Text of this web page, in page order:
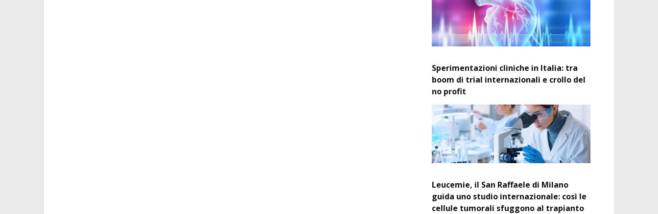
Sperimentazioni cliniche in Italia: tra
boom di trial internazionali e crollo del
no profit
Leucemie, il San Raffaele di Milano
guida uno studio internazionale: così le
cellule tumorali sfuggono al trapianto